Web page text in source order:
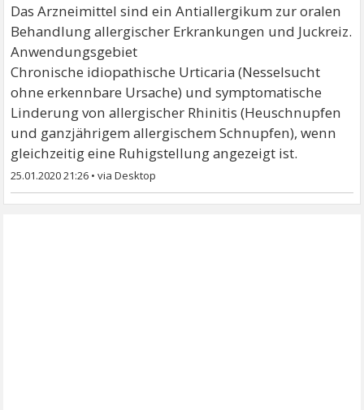
Das Arzneimittel sind ein Antiallergikum zur oralen
Behandlung allergischer Erkrankungen und Juckreiz.
Anwendungsgebiet
Chronische idiopathische Urticaria (Nesselsucht
ohne erkennbare Ursache) und symptomatische
Linderung von allergischer Rhinitis (Heuschnupfen
und ganzjährigem allergischem Schnupfen), wenn
gleichzeitig eine Ruhigstellung angezeigt ist.
25.01.2020 21:26 •